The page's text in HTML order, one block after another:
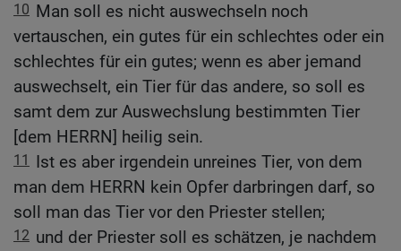
10 Man soll es nicht auswechseln noch
vertauschen, ein gutes für ein schlechtes oder ein
schlechtes für ein gutes; wenn es aber jemand
auswechselt, ein Tier für das andere, so soll es
samt dem zur Auswechslung bestimmten Tier
[dem HERRN] heilig sein.
11
Ist es aber irgendein unreines Tier, von dem
man dem HERRN kein Opfer darbringen darf, so
soll man das Tier vor den Priester stellen;
12 und der Priester soll es schätzen, je nachdem